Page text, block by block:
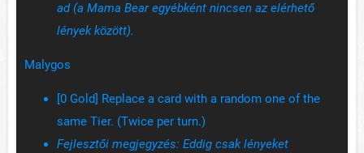
ad (a Mama Bear egyébként nincsen az elérhető
lények között).
Malygos
[0 Gold] Replace a card with a random one of the
same Tier. (Twice per turn.)
Fejlesztői megjegyzés: Eddig csak lényeket